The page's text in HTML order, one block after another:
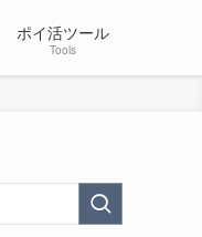
ポイ活ツール
Tools